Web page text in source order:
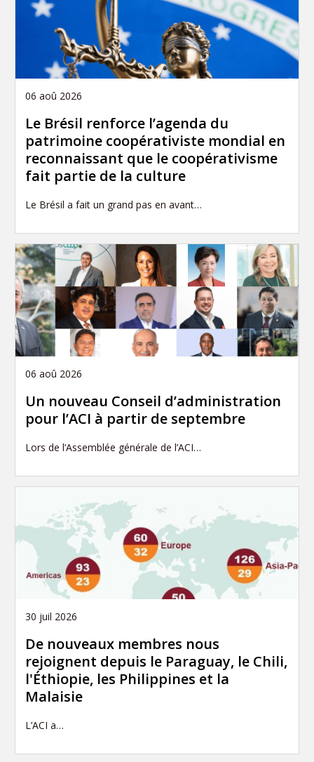
06 aoû 2026
Le Brésil renforce l’agenda du
patrimoine coopérativiste mondial en
reconnaissant que le coopérativisme
fait partie de la culture
Le Brésil a fait un grand pas en avant…
06 aoû 2026
Un nouveau Conseil d’administration
pour l’ACI à partir de septembre
Lors de l’Assemblée générale de l’ACI…
30 juil 2026
De nouveaux membres nous
rejoignent depuis le Paraguay, le Chili,
l'Éthiopie, les Philippines et la
Malaisie
L’ACI a…